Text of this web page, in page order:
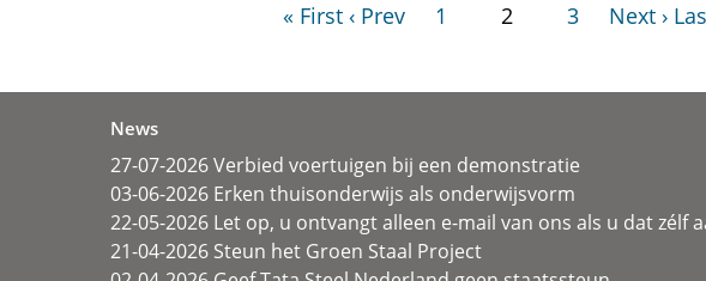
« First ‹ Prev 1 2 3 Next ›
News
27-07-2026 Verbied voertuigen bij een demonstratie
03-06-2026 Erken thuisonderwijs als onderwijsvorm
22-05-2026 Let op, u ontvangt alleen e-mail van ons als u dat zélf
21-04-2026 Steun het Groen Staal Project